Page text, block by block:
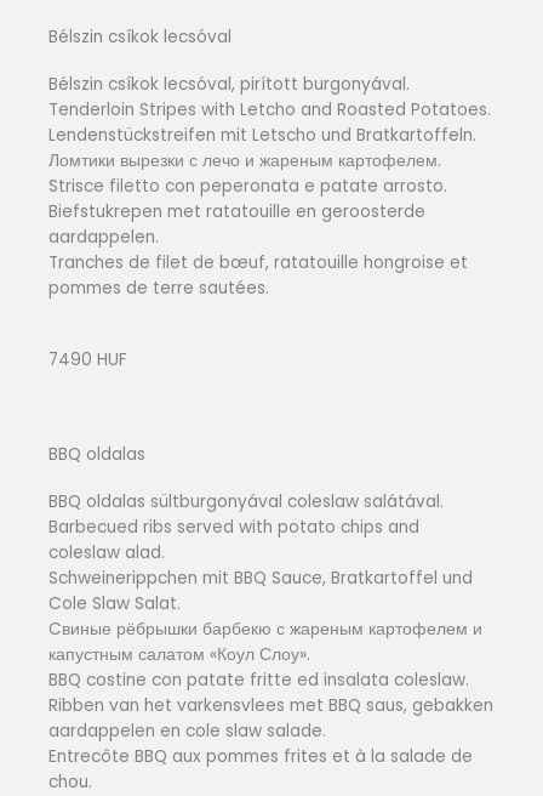
Bélszin csíkok lecsóval
Bélszin csíkok lecsóval, pirított burgonyával.
Tenderloin Stripes with Letcho and Roasted Potatoes.
Lendenstückstreifen mit Letscho und Bratkartoffeln.
Ломтики вырезки с лечо и жареным картофелем.
Strisce filetto con peperonata e patate arrosto.
Biefstukrepen met ratatouille en geroosterde
aardappelen.
Tranches de filet de bœuf, ratatouille hongroise et
pommes de terre sautées.
7490 HUF
BBQ oldalas
BBQ oldalas sültburgonyával coleslaw salátával.
Barbecued ribs served with potato chips and
coleslaw alad.
Schweinerippchen mit BBQ Sauce, Bratkartoffel und
Cole Slaw Salat.
Cвиные рёбрышки барбекю с жареным картофелем и
капустным салатом «Коул Слоу».
BBQ costine con patate fritte ed insalata coleslaw.
Ribben van het varkensvlees met BBQ saus, gebakken
aardappelen en cole slaw salade.
Entrecôte BBQ aux pommes frites et à la salade de
chou.